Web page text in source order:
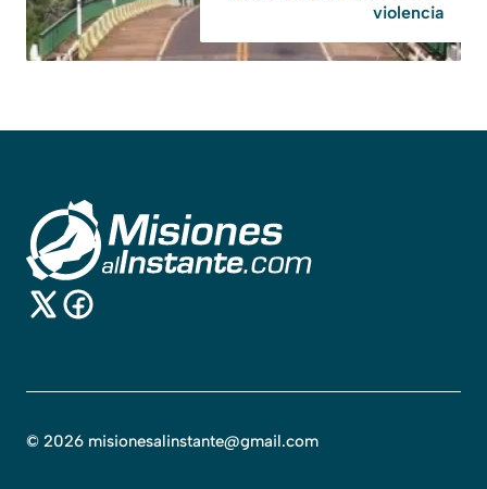
violencia
© 2026 misionesalinstante@gmail.com